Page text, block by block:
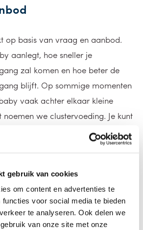
gebruik van cookies
om content en advertenties te
functies voor social media te bieden
te analyseren. Ook delen we
van onze site met onze
op basis van vraag en aanbod.
aanlegt, hoe sneller je
zal komen en hoe beter de
blijft. Op sommige momenten
vaak achter elkaar kleine
noemen we clustervoeding. Je kunt
omdat je het gevoel kan
voeding hebt. Deze
er meestal ’s avonds om. Na
het vraag- en aanbodsysteem
Het is dan goed om naar
en luisteren, ook ’s nachts.